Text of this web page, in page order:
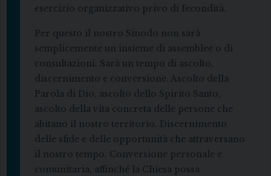
esercizio organizzativo privo di fecondità.
Per questo il nostro Sinodo non sarà
semplicemente un insieme di assemblee o di
consultazioni. Sarà un tempo di ascolto,
discernimento e conversione. Ascolto della
Parola di Dio, ascolto dello Spirito Santo,
ascolto della vita concreta delle persone che
abitano il nostro territorio. Discernimento
delle sfide e delle opportunità che attraversano
il nostro tempo. Conversione personale e
comunitaria, affinché la Chiesa possa